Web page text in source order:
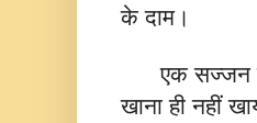
के दाम।
एक सज्जन तो
खाना ही नहीं